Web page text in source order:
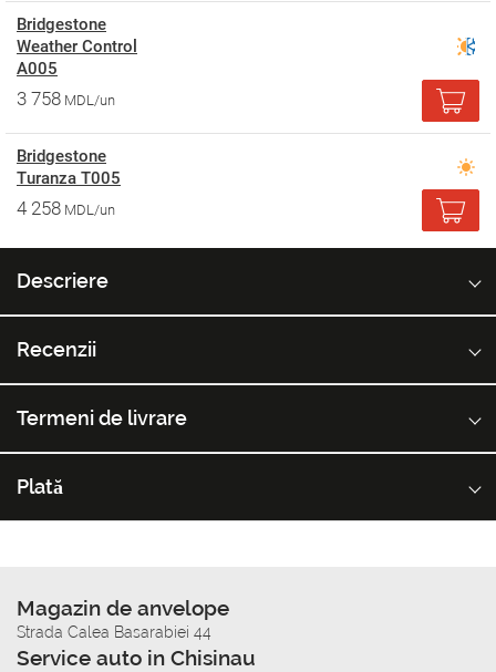
Bridgestone
Weather Control
A005
3 758 MDL/un
Bridgestone
Turanza T005
4 258 MDL/un
Descriere
Recenzii
Termeni de livrare
Plată
Magazin de anvelope
Strada Calea Basarabiei 44
Service auto in Chisinau